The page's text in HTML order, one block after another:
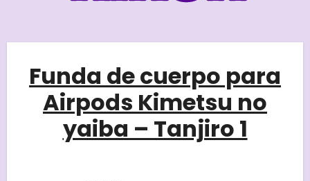
Funda de cuerpo para
Airpods Kimetsu no
yaiba – Tanjiro 1